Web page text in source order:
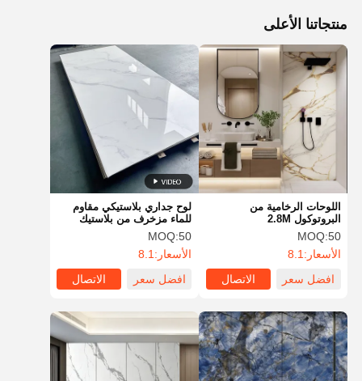
منتجاتنا الأعلى
لوح جداري بلاستيكي مقاوم
للماء مزخرف من بلاستيك
PVC مقاوم للحريق 1.2 مترMOQ:50
الأسعار: 8.1
افضل سعر
الاتصال
اللوحات الرخامية من
البروتوكول 2.8M
MOQ:50
الأسعار: 8.1
افضل سعر
الاتصال